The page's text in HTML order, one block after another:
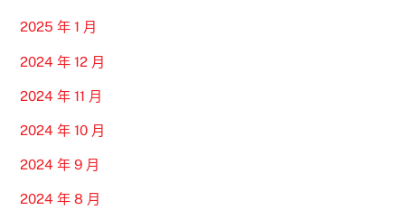
2025 年 1 月
2024 年 12 月
2024 年 11 月
2024 年 10 月
2024 年 9 月
2024 年 8 月